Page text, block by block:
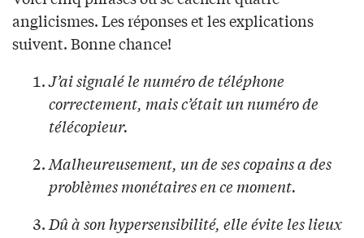
anglicismes. Les réponses et les explications
suivent. Bonne chance!
J’ai signalé le numéro de téléphone
correctement, mais c’était un numéro de
télécopieur.
Malheureusement, un de ses copains a des
problèmes monétaires en ce moment.
Dû à son hypersensibilité, elle évite les lieux